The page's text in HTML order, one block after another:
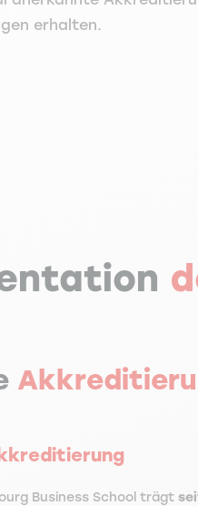
erhalten.
Business School trägt